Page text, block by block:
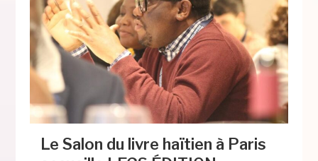
Le Salon du livre haïtien à Paris